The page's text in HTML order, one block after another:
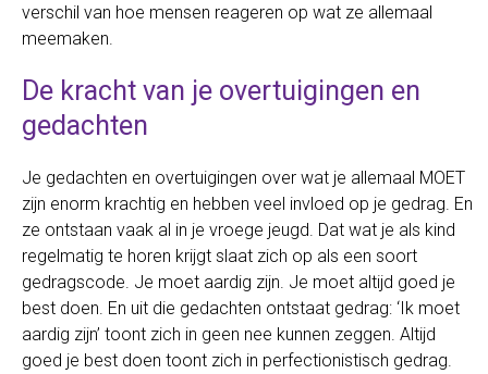
verschil van hoe mensen reageren op wat ze allemaal
meemaken.
De kracht van je overtuigingen en
gedachten
Je gedachten en overtuigingen over wat je allemaal MOET
zijn enorm krachtig en hebben veel invloed op je gedrag. En
ze ontstaan vaak al in je vroege jeugd. Dat wat je als kind
regelmatig te horen krijgt slaat zich op als een soort
gedragscode. Je moet aardig zijn. Je moet altijd goed je
best doen. En uit die gedachten ontstaat gedrag: ‘Ik moet
aardig zijn’ toont zich in geen nee kunnen zeggen. Altijd
goed je best doen toont zich in perfectionistisch gedrag.